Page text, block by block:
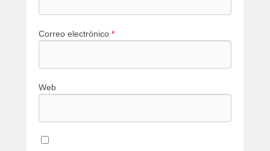
Correo electrónico *
Web